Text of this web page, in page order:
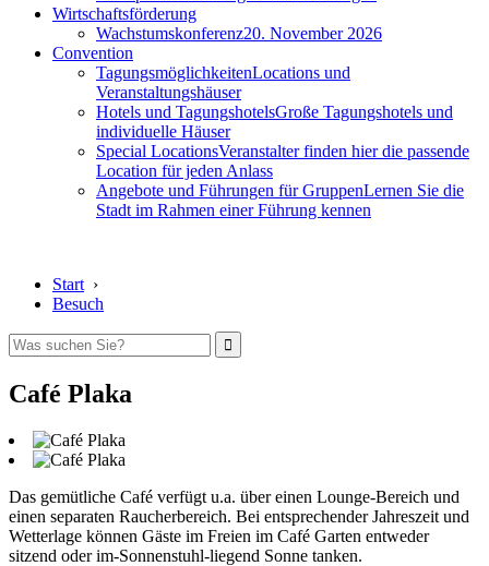
Wirtschaftsförderung
Wachstumskonferenz20. November 2026
Convention
TagungsmöglichkeitenLocations und
Veranstaltungshäuser
Hotels und TagungshotelsGroße Tagungshotels und
individuelle Häuser
Special LocationsVeranstalter finden hier die passende
Location für jeden Anlass
Angebote und Führungen für GruppenLernen Sie die
Stadt im Rahmen einer Führung kennen
Start ›
Besuch
Café Plaka
Das gemütliche Café verfügt u.a. über einen Lounge-Bereich und
einen separaten Raucherbereich. Bei entsprechender Jahreszeit und
Wetterlage können Gäste im Freien im Café Garten entweder
sitzend oder im-Sonnenstuhl-liegend Sonne tanken.